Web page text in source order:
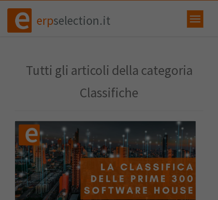
erpselection.it
Tutti gli articoli della categoria
Classifiche